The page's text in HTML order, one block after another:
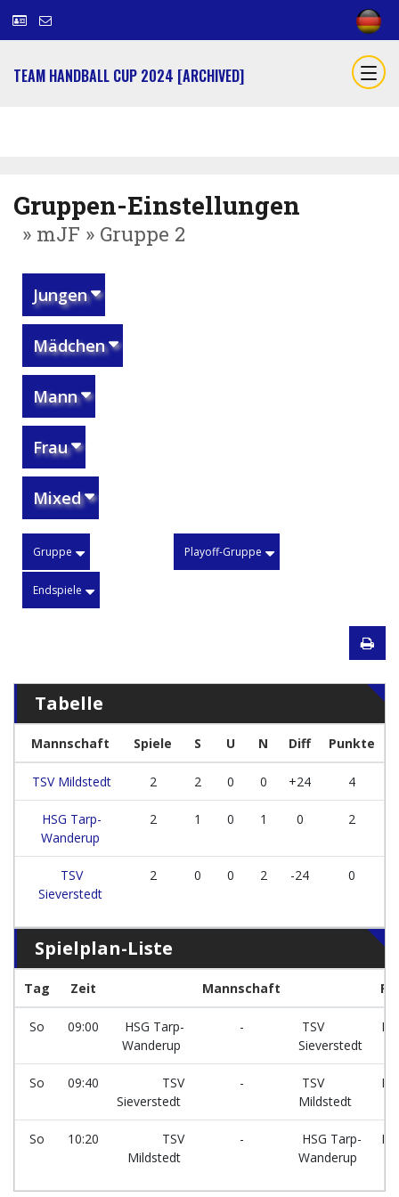
TEAM HANDBALL CUP 2024 [ARCHIVED]
Gruppen-Einstellungen
» mJF » Gruppe 2
Jungen
Mädchen
Mann
Frau
Mixed
Gruppe Playoff-Gruppe
Endspiele
Tabelle
Mannschaft Spiele S U N Diff Punkte
TSV Mildstedt 2 2 0 0 +24 4
HSG Tarp-
Wanderup
2 1 0 1 0 2
TSV
Sieverstedt
2 0 0 2 -24 0
Spielplan-Liste
Tag Zeit Mannschaft
So 09:00
HSG Tarp-
Wanderup
-
TSV
Sieverstedt
So 09:40
TSV
Sieverstedt
-
TSV
Mildstedt
So 10:20
TSV
Mildstedt
-
HSG Tarp-
Wanderup